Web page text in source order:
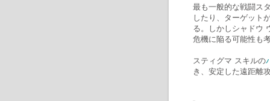
最も一般的な戦闘ス
したり、ターゲット
る。しかしシャドウ
危機に陥る可能性も
スティグマ スキルの
き、安定した遠距離